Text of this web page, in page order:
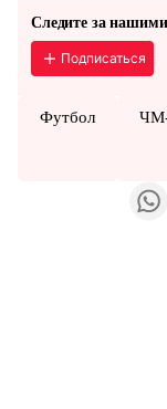
Следите за
Подписаться
Футбол